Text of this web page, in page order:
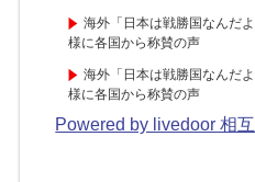
海外「日本は戦勝国なんだ
様に各国から称賛の声
海外「日本は戦勝国なんだ
様に各国から称賛の声
Powered by livedoor 相